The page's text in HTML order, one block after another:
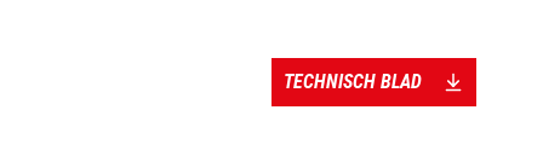
TECHNISCH BLAD